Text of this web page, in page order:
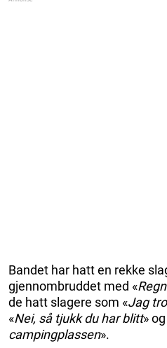
Bandet har hatt en rekke
gjennombruddet med «
de hatt slagere som «Jag
«Nei, så tjukk du har blitt»
campingplassen».